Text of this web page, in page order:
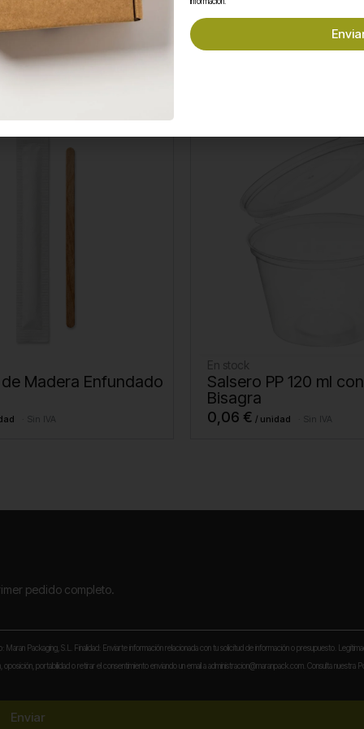
Madera Enfundado
Sin IVA
En stock
Salsero PP 120 ml
Bisagra
0,06 € Sin IVA
pedido completo.
Packaging, S.L. Finalidad: Enviarte información relacionada con tu solicitud de información o presupuesto.
portabilidad o retirar el consentimiento enviando un email a administracion@maranpack.com. Consulta nuestra
Enviar